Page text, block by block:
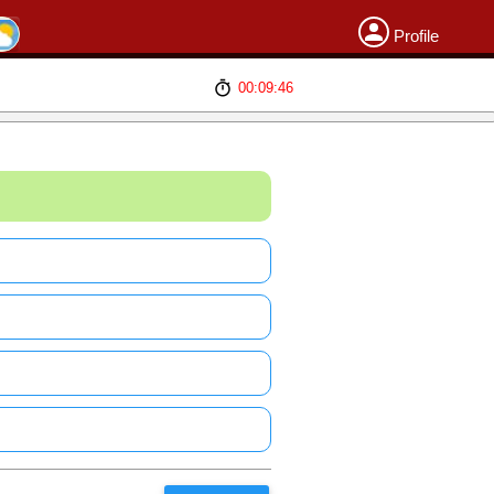
Profile
00:09:46